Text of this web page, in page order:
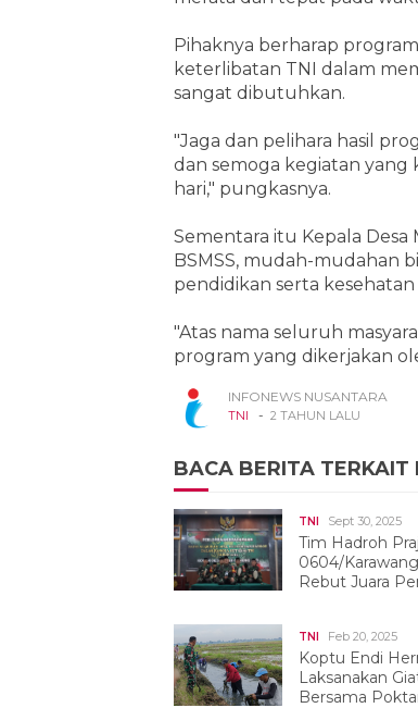
Pihaknya berharap
keterlibatan TNI dalam
sangat dibutuhkan.
"Jaga dan pelihara hasil
dan semoga kegiatan yang
hari," pungkasnya.
Sementara itu Kepala
BSMSS, mudah-mudahan
pendidikan serta kesehatan
"Atas nama seluruh
program yang dikerjakan
INFONEWS NUSANTARA
TNI - 2 TAHUN LALU
BACA BERITA TERKAIT
TNI Sept 30, 2025
Tim Hadroh
0604/
Rebut Juara
TNI Feb 20, 2025
Koptu Endi
Laksanakan
Bersama